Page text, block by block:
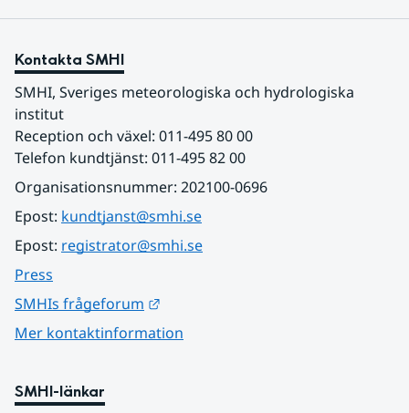
Kontakta SMHI
SMHI, Sveriges meteorologiska och hydrologiska
institut
Reception och växel: 011-495 80 00
Telefon kundtjänst: 011-495 82 00
Organisationsnummer: 202100-0696
Epost: kundtjanst@smhi.se
Epost: registrator@smhi.se
Press
SMHIs frågeforum
Mer kontaktinformation
SMHI-länkar